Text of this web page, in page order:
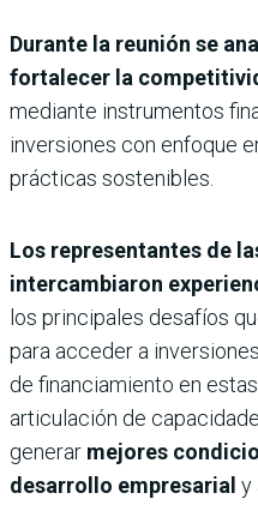
Durante la reunión se
fortalecer la
mediante instrumentos
inversiones con enfoque
prácticas sostenibles.
Los representantes de
intercambiaron
los principales desafíos
para acceder a
de financiamiento en
articulación de
generar mejores
desarrollo empresarial y